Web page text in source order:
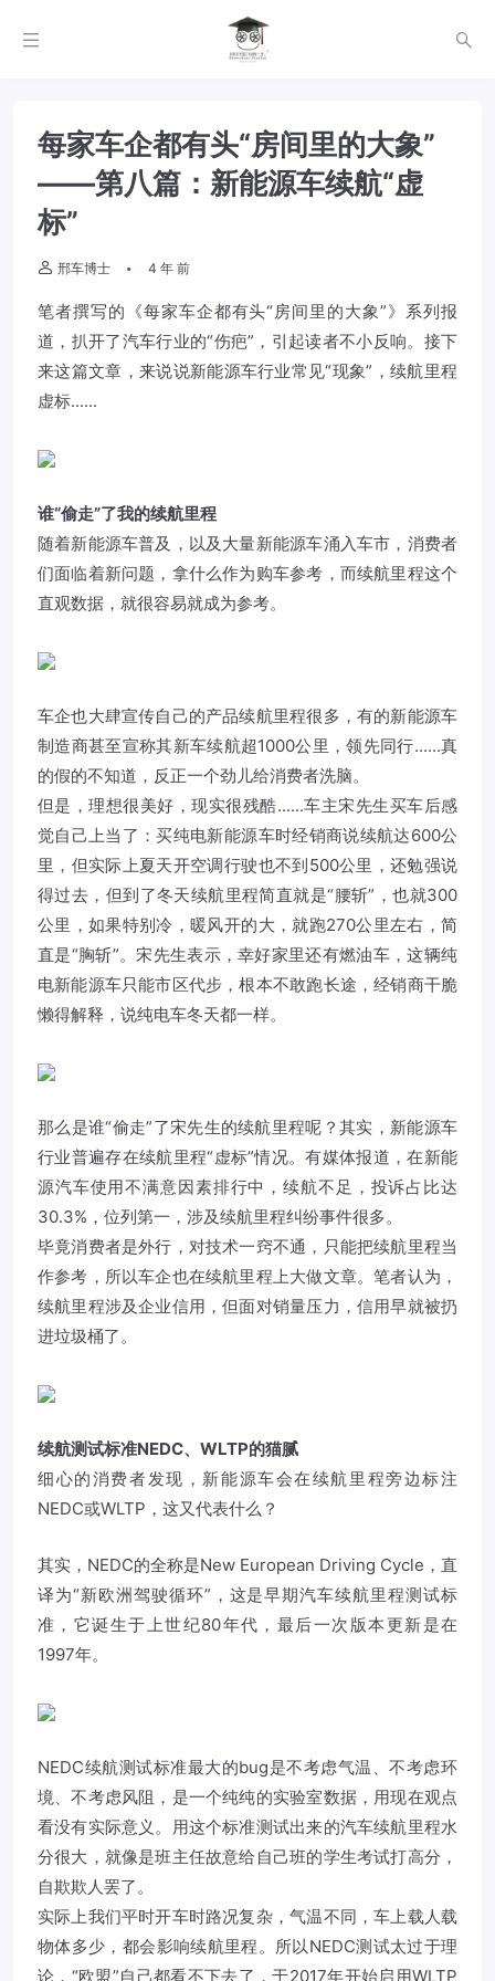
每家车企都有头“房间里的大象”
——第八篇：新能源车续航“虚
标”
邢车博士 4 年 前
笔者撰写的《每家车企都有头“房间里的大象”》系列报
道，扒开了汽车行业的“伤疤”，引起读者不小反响。接下
来这篇文章，来说说新能源车行业常见“现象”，续航里程
虚标......
谁“偷走”了我的续航里程
随着新能源车普及，以及大量新能源车涌入车市，消费者
们面临着新问题，拿什么作为购车参考，而续航里程这个
直观数据，就很容易就成为参考。
车企也大肆宣传自己的产品续航里程很多，有的新能源车
制造商甚至宣称其新车续航超1000公里，领先同行......真
的假的不知道，反正一个劲儿给消费者洗脑。
但是，理想很美好，现实很残酷......车主宋先生买车后感
觉自己上当了：买纯电新能源车时经销商说续航达600公
里，但实际上夏天开空调行驶也不到500公里，还勉强说
得过去，但到了冬天续航里程简直就是“腰斩”，也就300
公里，如果特别冷，暖风开的大，就跑270公里左右，简
直是“胸斩”。宋先生表示，幸好家里还有燃油车，这辆纯
电新能源车只能市区代步，根本不敢跑长途，经销商干脆
懒得解释，说纯电车冬天都一样。
那么是谁“偷走”了宋先生的续航里程呢？其实，新能源车
行业普遍存在续航里程“虚标”情况。有媒体报道，在新能
源汽车使用不满意因素排行中，续航不足，投诉占比达
30.3%，位列第一，涉及续航里程纠纷事件很多。
毕竟消费者是外行，对技术一窍不通，只能把续航里程当
作参考，所以车企也在续航里程上大做文章。笔者认为，
续航里程涉及企业信用，但面对销量压力，信用早就被扔
进垃圾桶了。
续航测试标准NEDC、WLTP的猫腻
细心的消费者发现，新能源车会在续航里程旁边标注
NEDC或WLTP，这又代表什么？
其实，NEDC的全称是New European Driving Cycle，直
译为“新欧洲驾驶循环”，这是早期汽车续航里程测试标
准，它诞生于上世纪80年代，最后一次版本更新是在
1997年。
NEDC续航测试标准最大的bug是不考虑气温、不考虑环
境、不考虑风阻，是一个纯纯的实验室数据，用现在观点
看没有实际意义。用这个标准测试出来的汽车续航里程水
分很大，就像是班主任故意给自己班的学生考试打高分，
自欺欺人罢了。
实际上我们平时开车时路况复杂，气温不同，车上载人载
物体多少，都会影响续航里程。所以NEDC测试太过于理
论，“欧盟”自己都看不下去了，于2017年开始启用WLTP